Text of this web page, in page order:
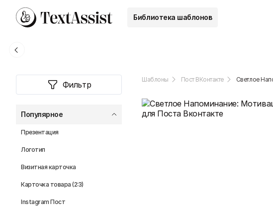
Библиотека шаблонов
Фильтр
Популярное
Презентация
Логотип
Визитная карточка
Карточка товара (2:3)
Instagram Пост
Шаблоны Пост ВКонтакте Светлое